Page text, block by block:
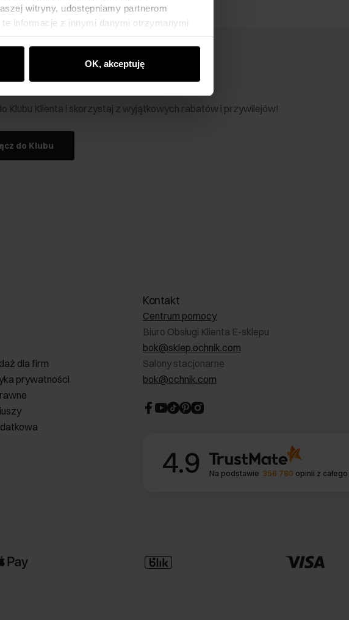
witryny, udostępniamy partnerom
informacje z innymi danymi otrzymanymi
OK, akceptuję
Ochnik
Klubu Klienta i skorzystaj z wyjątkowych rabatów i przywilejów!
do Klubu
dla firm
prywatności
Kontakt
Centrum pomocy
Biuro Obsługi Klienta E-sklepu
bok@sklep.ochnik.com
Salony stacjonarne
bok@ochnik.com
4.9 Na podstawie 356 780 opinii z